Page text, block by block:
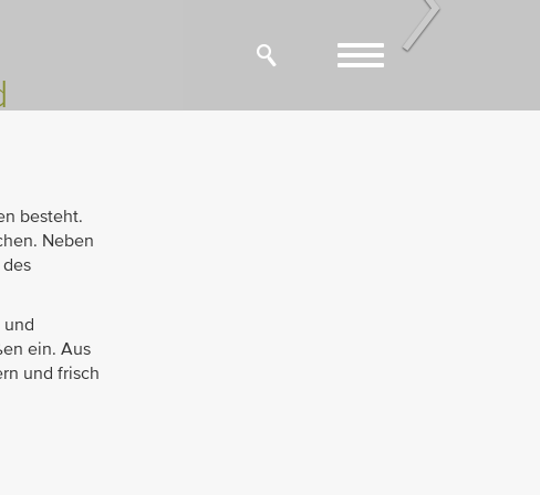
Toggle
Next
besteht.
Neben
ein. Aus
und frisch